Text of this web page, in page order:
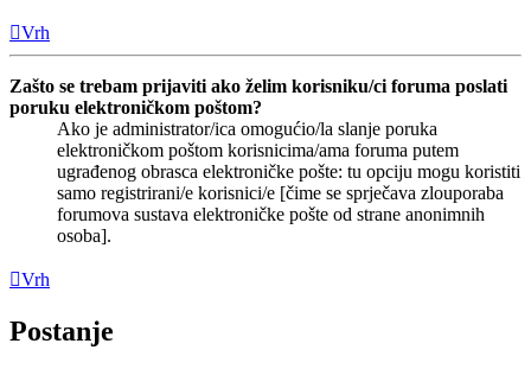
Vrh
Zašto se trebam prijaviti ako želim korisniku/ci foruma poslati
poruku elektroničkom poštom?
Ako je administrator/ica omogućio/la slanje poruka
elektroničkom poštom korisnicima/ama foruma putem
ugrađenog obrasca elektroničke pošte: tu opciju mogu koristiti
samo registrirani/e korisnici/e [čime se sprječava zlouporaba
forumova sustava elektroničke pošte od strane anonimnih
osoba].
Vrh
Postanje